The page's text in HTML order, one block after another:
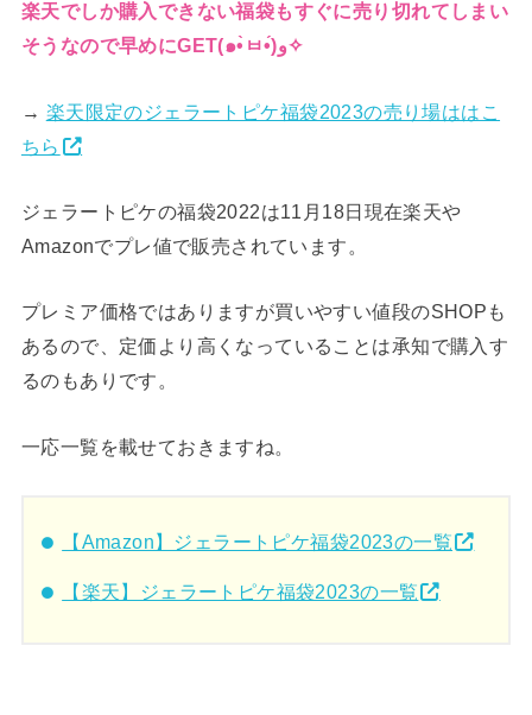
楽天でしか購入できない福袋もすぐに売り切れてしまい
そうなので早めにGET(๑•̀ㅂ•́)و✧
→ 楽天限定のジェラートピケ福袋2023の売り場ははこ
ちら
ジェラートピケの福袋2022は11月18日現在楽天や
Amazonでプレ値で販売されています。
プレミア価格ではありますが買いやすい値段のSHOPも
あるので、定価より高くなっていることは承知で購入す
るのもありです。
一応一覧を載せておきますね。
【Amazon】ジェラートピケ福袋2023の一覧
【楽天】ジェラートピケ福袋2023の一覧